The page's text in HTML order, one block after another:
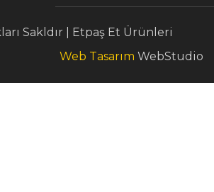
Sakldır | Etpaş Et Ürünleri
Web Tasarım WebStudio